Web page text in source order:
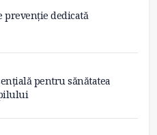
prevenție dedicată
pentru sănătatea